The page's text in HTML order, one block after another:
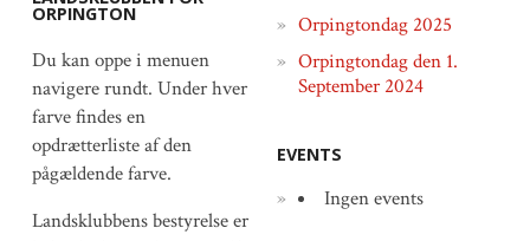
ORPINGTON
Du kan oppe i menuen
navigere rundt. Under hver
farve findes en
opdrætterliste af den
pågældende farve.
Landsklubbens bestyrelse er
Orpingtondag 2025
Orpingtondag den 1.
September 2024
EVENTS
Ingen events